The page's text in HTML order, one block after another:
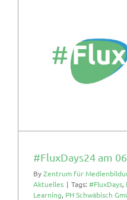
#FluxDays24 am
ByZentrum für
Aktuelles | Tags: #FluxDays,
Learning, PH Schwäbisch